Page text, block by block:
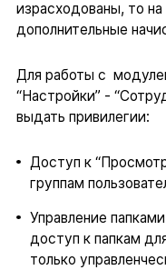
израсходованы, то
дополнительные
Для работы с
“Настройки” -
выдать привилегии:
Доступ к
группам
Управление
доступ к папкам
только